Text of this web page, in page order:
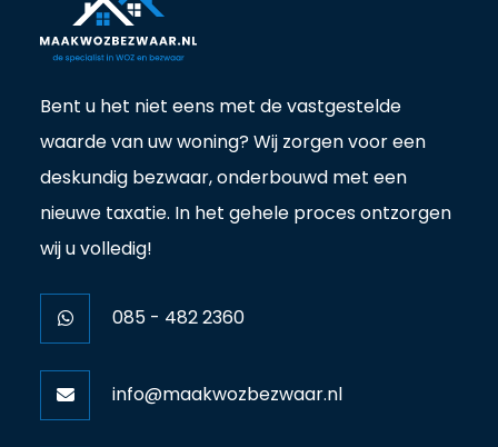
Bent u het niet eens met de vastgestelde
waarde van uw woning? Wij zorgen voor een
deskundig bezwaar, onderbouwd met een
nieuwe taxatie. In het gehele proces ontzorgen
wij u volledig!
085 - 482 2360
info@maakwozbezwaar.nl